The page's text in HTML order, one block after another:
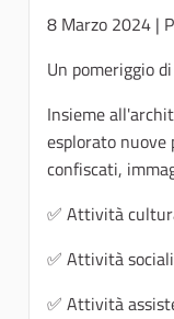
8 Marzo 2024 |
Un pomeriggio
Insieme
esplorato nuove
confiscati,
✅ Attività
✅ Attività sociali
✅ Attività